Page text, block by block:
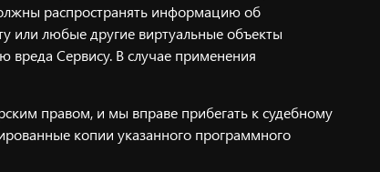
распространять информацию об
или любые другие виртуальные объекты
вреда Сервису. В случае применения
правом, и мы вправе прибегать к судебному
копии указанного программного